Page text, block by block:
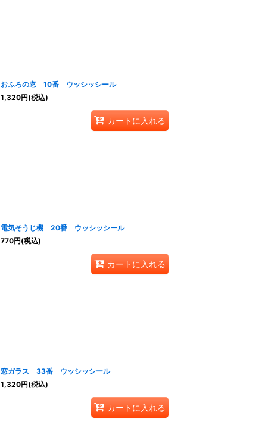
おふろの窓 10番 ウッシッシール
1,320円(税込)
カートに入れる
電気そうじ機 20番 ウッシッシール
770円(税込)
カートに入れる
窓ガラス 33番 ウッシッシール
1,320円(税込)
カートに入れる